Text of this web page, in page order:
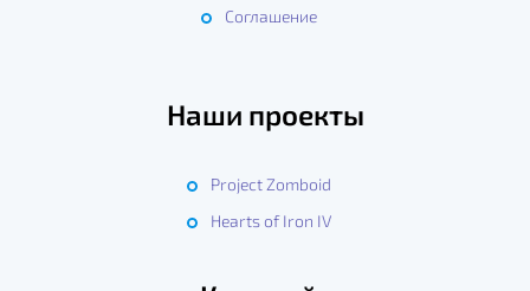
Соглашение
Наши проекты
Project Zomboid
Hearts of Iron IV